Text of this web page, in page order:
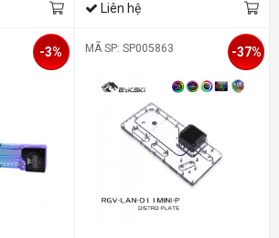
Liên hệ
-3% MÃ SP: SP005863 -37%